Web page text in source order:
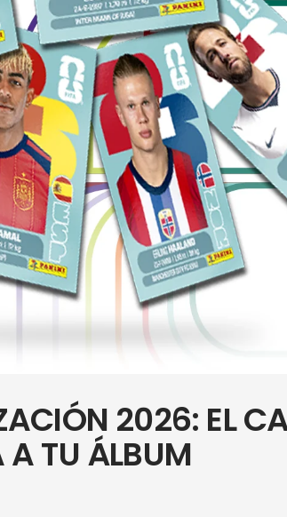
2026: EL
A TU ÁLBUM